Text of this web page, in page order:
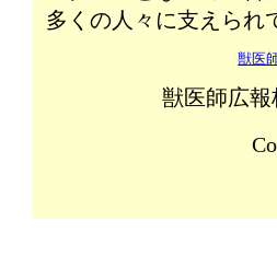
多くの人々に支えられ
獣医
獣医師広